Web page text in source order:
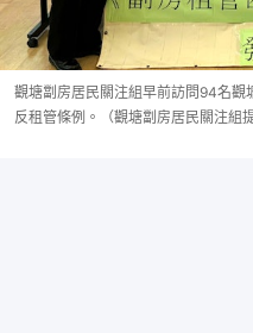
觀塘劏房居民關注組早前訪問94名觀
反租管條例。（觀塘劏房居民關注組提